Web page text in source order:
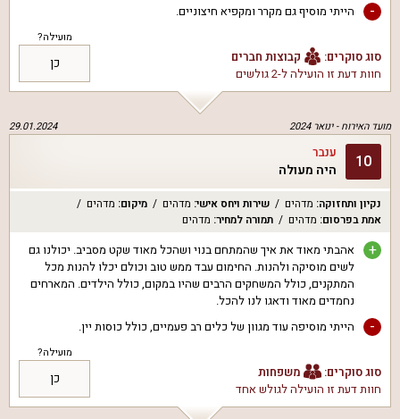
- הייתי מוסיף גם מקרר ומקפיא חיצוניים.
סוג סוקרים:
קבוצות חברים
חוות דעת זו הועילה ל-2 גולשים
מועילה?
כן
מועד האירוח -ינואר 2024 29.01.2024
10 ענבר
היה מעולה
נקיון ותחזוקה: מדהים שירות ויחס אישי: מדהים מיקום: מדהים
אמת בפרסום: מדהים תמורה למחיר: מדהים
+
אהבתי מאוד את איך שהמתחם בנוי ושהכל מאוד שקט מסביב. יכולנו גם
לשים מוסיקה ולהנות. החימום עבד ממש טוב וכולם יכלו להנות מכל
המתקנים, כולל המשחקים הרבים שהיו במקום, כולל הילדים. המארחים
נחמדים מאוד ודאגו לנו להכל.
- הייתי מוסיפה עוד מגוון של כלים רב פעמיים, כולל כוסות יין.
סוג סוקרים:
משפחות
חוות דעת זו הועילה לגולש אחד
מועילה?
כן